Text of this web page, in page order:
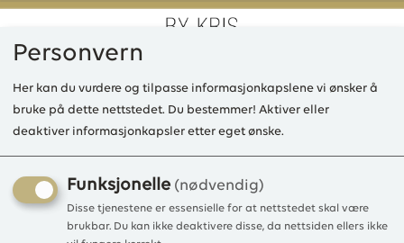
0
LD Cendela profumata
duftlys limone/lemon 145g
Duftlys 170g
Personvern
Her kan du vurdere og tilpasse informasjonkapslene vi ønsker å
bruke på dette nettstedet. Du bestemmer! Aktiver eller
deaktiver informasjonkapsler etter eget ønske.
Funksjonelle (nødvendig)
Disse tjenestene er essensielle for at nettstedet skal være
brukbar. Du kan ikke deaktivere disse, da nettsiden ellers ikke